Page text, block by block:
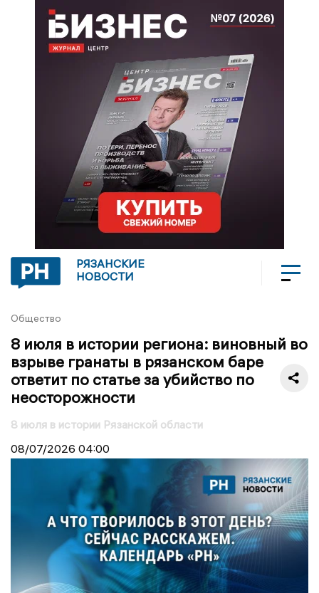
РЯЗАНСКИЕ
НОВОСТИ
Общество
8 июля в истории региона: виновный во
взрыве гранаты в рязанском баре
ответит по статье за убийство по
неосторожности
8 июля в истории Рязанской области
08/07/2026 04:00